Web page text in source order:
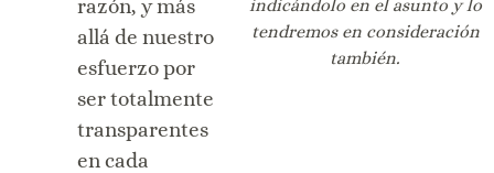
razón, y más
allá de nuestro
esfuerzo por
ser totalmente
transparentes
en cada
indicándolo en el asunto y lo
tendremos en consideración
también.